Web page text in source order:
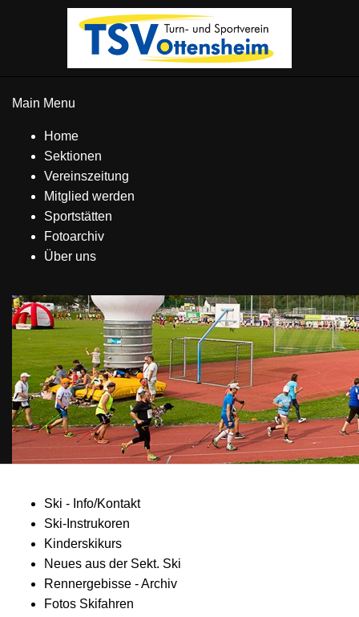
Main Menu
Home
Sektionen
Vereinszeitung
Mitglied werden
Sportstätten
Fotoarchiv
Über uns
Ski - Info/Kontakt
Ski-Instrukoren
Kinderskikurs
Neues aus der Sekt. Ski
Rennergebisse - Archiv
Fotos Skifahren